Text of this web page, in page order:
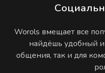
Worols вмещает все
найдёшь удобный
общения, так и для